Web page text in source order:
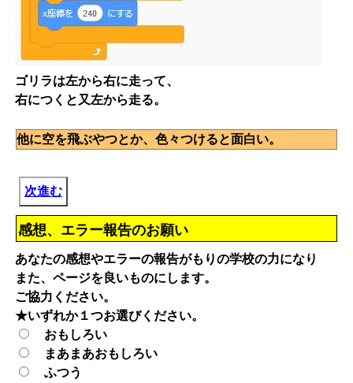
ゴリラは左から右に走って、
右につくと又左から走る。
他に空を飛ぶやつとか、色々つけると面白い。
次進む
感想、エラー報告のお願い
あなたの感想やエラーの報告がもりの学校の力になり
また、ページを良いものにします。
ご協力ください。
★いずれか１つお選びください。
おもしろい
まあまあおもしろい
ふつう